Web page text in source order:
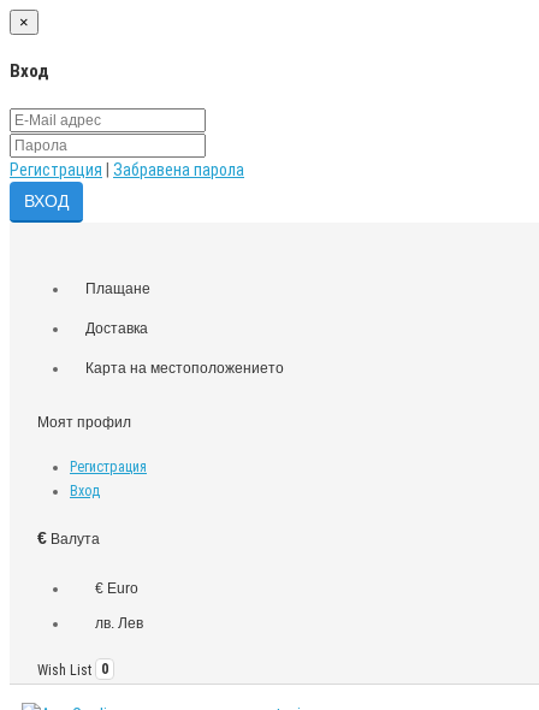
×
Вход
Регистрация Забравена парола
Плащане
Доставка
Карта на местоположението
Моят профил
Регистрация
Вход
€ Валута
€ Euro
лв. Лев
Wish List 0